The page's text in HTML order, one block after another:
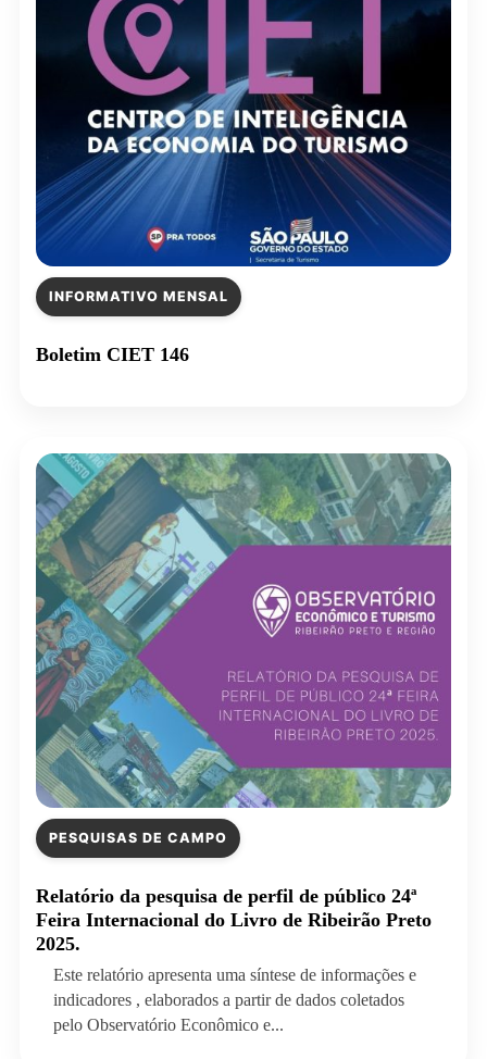
INFORMATIVO MENSAL
Boletim CIET 146
PESQUISAS DE CAMPO
Relatório da pesquisa de perfil de público 24ª
Feira Internacional do Livro de Ribeirão Preto
2025.
Este relatório apresenta uma síntese de informações e
indicadores , elaborados a partir de dados coletados
pelo Observatório Econômico e...